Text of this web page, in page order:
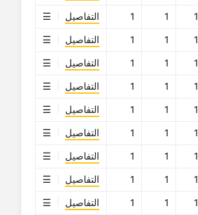
1
1
1
التفاصيل
1
1
1
التفاصيل
1
1
1
التفاصيل
1
1
1
التفاصيل
1
1
1
التفاصيل
1
1
1
التفاصيل
1
1
1
التفاصيل
1
1
1
التفاصيل
1
1
1
التفاصيل